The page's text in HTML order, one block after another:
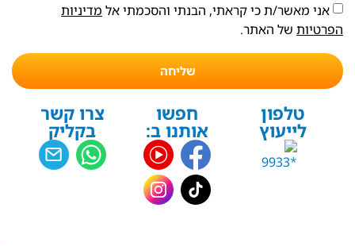
אני מאשר/ת כי קראתי, הבנתי והסכמתי אל מדיניות
הפרטיות של האתר.
שליחה
טלפון
לייעוץ
חפשו
אותנו ב:
צרו קשר
בקליק